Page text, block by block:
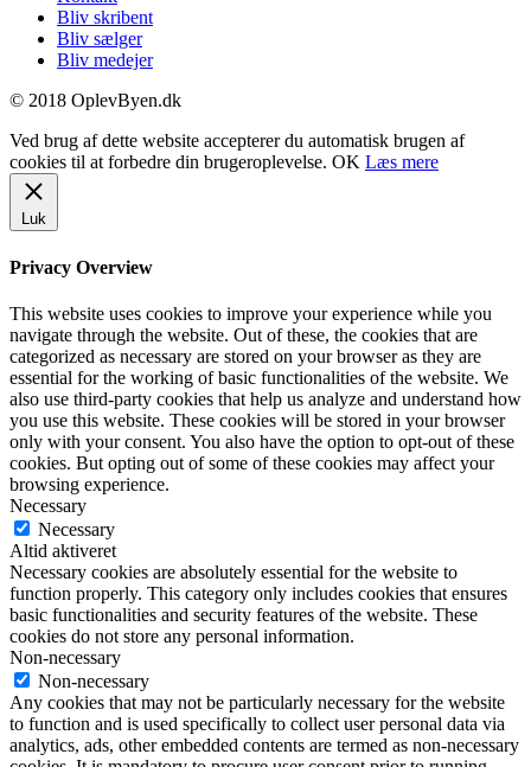
Bliv skribent
Bliv sælger
Bliv medejer
© 2018 OplevByen.dk
Ved brug af dette website accepterer du automatisk brugen af
cookies til at forbedre din brugeroplevelse. OK Læs mere
Luk
Privacy Overview
This website uses cookies to improve your experience while you
navigate through the website. Out of these, the cookies that are
categorized as necessary are stored on your browser as they are
essential for the working of basic functionalities of the website. We
also use third-party cookies that help us analyze and understand how
you use this website. These cookies will be stored in your browser
only with your consent. You also have the option to opt-out of these
cookies. But opting out of some of these cookies may affect your
browsing experience.
Necessary
Necessary
Altid aktiveret
Necessary cookies are absolutely essential for the website to
function properly. This category only includes cookies that ensures
basic functionalities and security features of the website. These
cookies do not store any personal information.
Non-necessary
Non-necessary
Any cookies that may not be particularly necessary for the website
to function and is used specifically to collect user personal data via
analytics, ads, other embedded contents are termed as non-necessary